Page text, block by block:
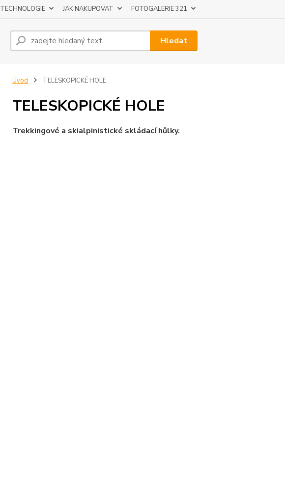
TECHNOLOGIE JAK NAKUPOVAT FOTOGALERIE 321
Hledat
Úvod TELESKOPICKÉ HOLE
TELESKOPICKÉ HOLE
Trekkingové a skialpinistické skládací hůlky.